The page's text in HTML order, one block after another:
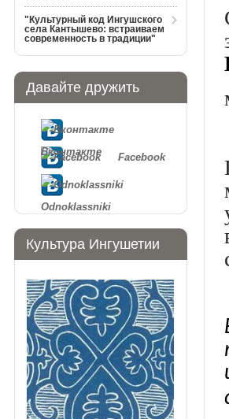
"Культурный код Ингушского
села Кантышево: встраиваем
современность в традиции"
Давайте дружить
Вконтакте Facebook
Odnoklassniki
Культура Ингушетии